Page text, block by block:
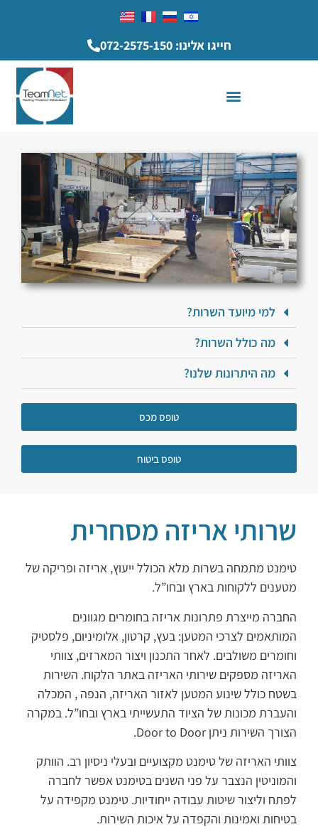
חייגו אלינו: 072-2575-150
למי מיועד השרות?
מה כולל השרות?
מה היתרונות שלנו?
טופס מכס
טופס ביטוח
שרותי אריזה מסחרית
טימנט מתמחה בשרות מלא הכולל ייעוץ, אריזה ופריקה של
מטענים ללקוחות בארץ ובחו”ל.
החברה מייצרת פתרונות אריזה בחומרים מגוונים
המותאמים לצרכי המטען: בעץ, קרטון, אלומיניום, פלסטיק
וחומרים משולבים. לאחר התכנון ויצור המארזים, צוותי
האריזה מספקים שירותי האריזה באתר הלקוח. השירות
בשטח כולל שינוע המטען לאזור האריזה, הנפה , המכלה
והעברת מכונות של הציוד התעשייתי בארץ ובחו”ל. במקרה
הצורך השירות ניתן Door to Door.
צוותי האריזה של טימנט מקצועיים ובעלי ניסיון רב. הוותק
והמוניטין הנצבר על פני השנים בטימנט אפשר לחברה
לפתח וליצור שיטות עבודה ייחודיות. טימנט מקפידה על
בטיחות ואמינות והקפדה על איכות השירות.